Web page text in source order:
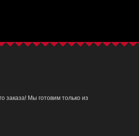
заказа! Мы готовим только из